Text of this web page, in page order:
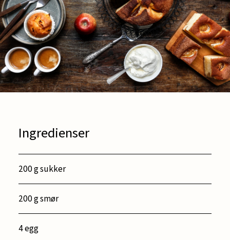
Ingredienser
200 g sukker
200 g smør
4 egg